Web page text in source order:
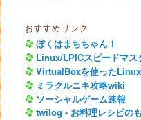
おすすめリンク
ぼくはまちちゃん！
Linux/LPICスピードマス
VirtualBoxを使った
ミラクルニキ攻略wiki
ソーシャルゲーム速報
twilog - お料理レシピの